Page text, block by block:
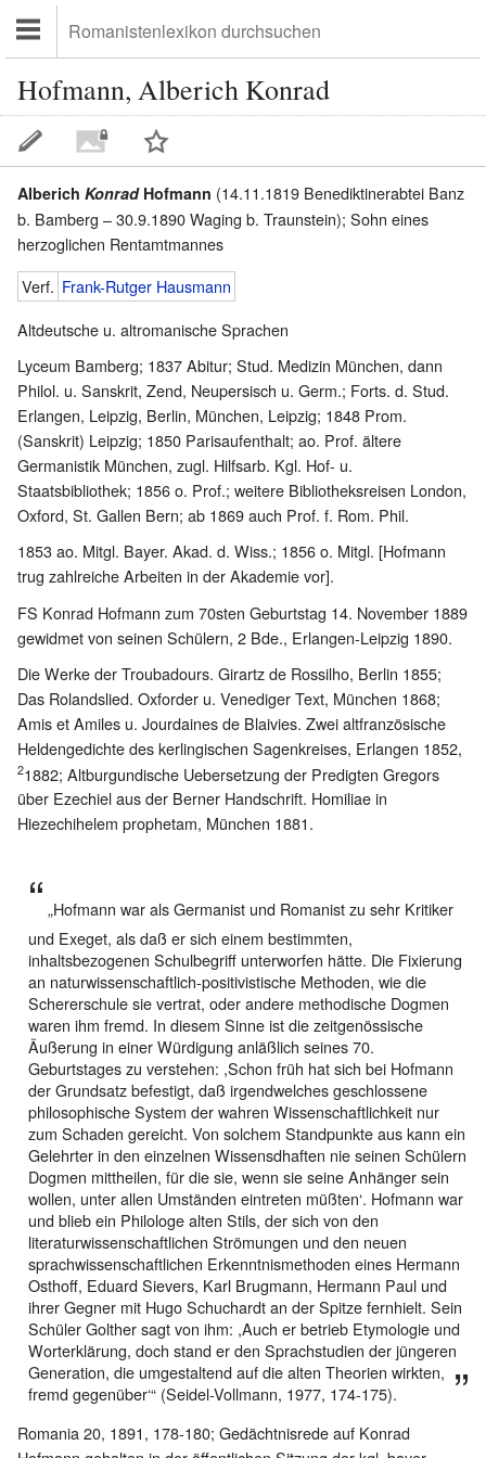
Hofmann, Alberich Konrad
Alberich KonradHofmann (14.11.1819 Benediktinerabtei Banz
b. Bamberg – 30.9.1890 Waging b. Traunstein); Sohn eines
herzoglichen Rentamtmannes
Verf. Frank-Rutger Hausmann
Altdeutsche u. altromanische Sprachen
Lyceum Bamberg; 1837 Abitur; Stud. Medizin München, dann
Philol. u. Sanskrit, Zend, Neupersisch u. Germ.; Forts. d. Stud.
Erlangen, Leipzig, Berlin, München, Leipzig; 1848 Prom.
(Sanskrit) Leipzig; 1850 Parisaufenthalt; ao. Prof. ältere
Germanistik München, zugl. Hilfsarb. Kgl. Hof- u.
Staatsbibliothek; 1856 o. Prof.; weitere Bibliotheksreisen London,
Oxford, St. Gallen Bern; ab 1869 auch Prof. f. Rom. Phil.
1853 ao. Mitgl. Bayer. Akad. d. Wiss.; 1856 o. Mitgl. [Hofmann
trug zahlreiche Arbeiten in der Akademie vor].
FS Konrad Hofmann zum 70sten Geburtstag 14. November 1889
gewidmet von seinen Schülern, 2 Bde., Erlangen-Leipzig 1890.
Die Werke der Troubadours. Girartz de Rossilho, Berlin 1855;
Das Rolandslied. Oxforder u. Venediger Text, München 1868;
Amis et Amiles u. Jourdaines de Blaivies. Zwei altfranzösische
Heldengedichte des kerlingischen Sagenkreises, Erlangen 1852,
21882; Altburgundische Uebersetzung der Predigten Gregors
über Ezechiel aus der Berner Handschrift. Homiliae in
Hiezechihelem prophetam, München 1881.
„Hofmann war als Germanist und Romanist zu sehr Kritiker
und Exeget, als daß er sich einem bestimmten,
inhaltsbezogenen Schulbegriff unterworfen hätte. Die Fixierung
an naturwissenschaftlich-positivistische Methoden, wie die
Schererschule sie vertrat, oder andere methodische Dogmen
waren ihm fremd. In diesem Sinne ist die zeitgenössische
Äußerung in einer Würdigung anläßlich seines 70.
Geburtstages zu verstehen: ,Schon früh hat sich bei Hofmann
der Grundsatz befestigt, daß irgendwelches geschlossene
philosophische System der wahren Wissenschaftlichkeit nur
zum Schaden gereicht. Von solchem Standpunkte aus kann ein
Gelehrter in den einzelnen Wissensdhaften nie seinen Schülern
Dogmen mittheilen, für die sie, wenn sie seine Anhänger sein
wollen, unter allen Umständen eintreten müßten‘. Hofmann war
und blieb ein Philologe alten Stils, der sich von den
literaturwissenschaftlichen Strömungen und den neuen
sprachwissenschaftlichen Erkenntnismethoden eines Hermann
Osthoff, Eduard Sievers, Karl Brugmann, Hermann Paul und
ihrer Gegner mit Hugo Schuchardt an der Spitze fernhielt. Sein
Schüler Golther sagt von ihm: ,Auch er betrieb Etymologie und
Worterklärung, doch stand er den Sprachstudien der jüngeren
Generation, die umgestaltend auf die alten Theorien wirkten,
fremd gegenüber‘“ (Seidel-Vollmann, 1977, 174-175).
Romania 20, 1891, 178-180; Gedächtnisrede auf Konrad